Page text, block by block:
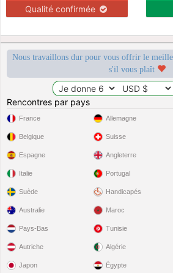
Qualité confirmée
Nous travaillons dur pour vous offrir le
s'il vous plaît
Rencontres par pays
France
Belgique
Espagne
Italie
Suède
Allemagne
Suisse
Angleterre
Portugal
Handicapés
Australie
Pays-Bas
Autriche
Japon
Maroc
Tunisie
Algérie
Égypte